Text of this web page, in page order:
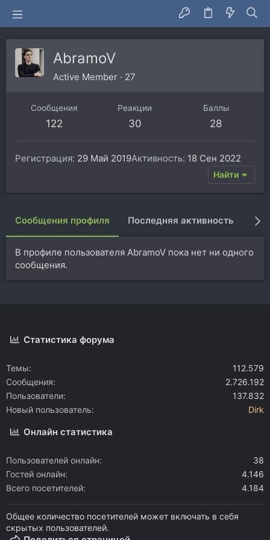
AbramoV
Active Member · 27
Сообщения
122
Реакции
30
Баллы
28
Регистрация 29 Май 2019Активность 18 Сен 2022
Найти
Сообщения профиля Последняя активность
В профиле пользователя AbramoV пока нет ни одного
сообщения.
Статистика форума
Темы
112.579
Сообщения
2.726.192
Пользователи
137.832
Новый пользователь
Dirk
Онлайн статистика
Пользователей онлайн
38
Гостей онлайн
4.146
Всего посетителей
4.184
Общее количество посетителей может включать в себя
скрытых пользователей.